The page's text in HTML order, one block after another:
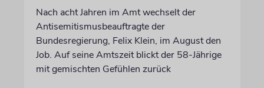
Nach acht Jahren im Amt wechselt der
Antisemitismusbeauftragte der
Bundesregierung, Felix Klein, im August den
Job. Auf seine Amtszeit blickt der 58-Jährige
mit gemischten Gefühlen zurück